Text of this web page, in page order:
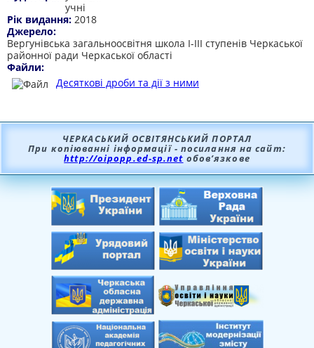
учні
Рік видання: 2018
Джерело:
Вергунівська загальноосвітня школа І-ІІІ ступенів Черкаської
районної ради Черкаської області
Файли:
Десяткові дроби та дії з ними
ЧЕРКАСЬКИЙ ОСВІТЯНСЬКИЙ ПОРТАЛ
При копіюванні інформації - посилання на сайт:
http://oipopp.ed-sp.net обов’язкове